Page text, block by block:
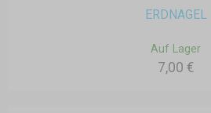
ERDNAGEL
Auf Lager
7,00 €